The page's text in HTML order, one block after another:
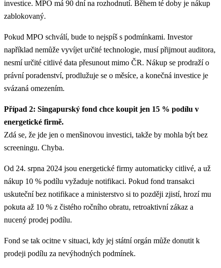
investice. MPO má 90 dní na rozhodnutí. Během té doby je nákup
zablokovaný.
Pokud MPO schválí, bude to nejspíš s podmínkami. Investor
například nemůže vyvíjet určité technologie, musí přijmout auditora,
nesmí určité citlivé data přesunout mimo ČR. Nákup se prodraží o
právní poradenství, prodlužuje se o měsíce, a konečná investice je
svázaná omezením.
Případ 2: Singapurský fond chce koupit jen 15 % podílu v
energetické firmě.
Zdá se, že jde jen o menšinovou investici, takže by mohla být bez
screeningu. Chyba.
Od 24. srpna 2024 jsou energetické firmy automaticky citlivé, a už
nákup 10 % podílu vyžaduje notifikaci. Pokud fond transakci
uskuteční bez notifikace a ministerstvo si to později zjistí, hrozí mu
pokuta až 10 % z čistého ročního obratu, retroaktivní zákaz a
nucený prodej podílu.
Fond se tak ocitne v situaci, kdy jej státní orgán může donutit k
prodeji podílu za nevýhodných podmínek.